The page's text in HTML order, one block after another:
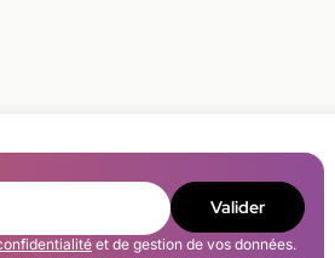
Valider
et de gestion de vos données.